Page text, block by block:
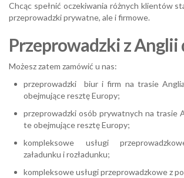
Chcąc spełnić oczekiwania różnych klientów
przeprowadzki prywatne, ale i firmowe.
Przeprowadzki z Anglii
Możesz zatem zamówić u nas:
przeprowadzki biur i firm na trasie
obejmujące resztę Europy;
przeprowadzki osób prywatnych na trasie
te obejmujące resztę Europy;
kompleksowe usługi
załadunku i rozładunku;
kompleksowe usługi przeprowadzkowe z